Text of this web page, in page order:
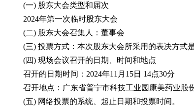
(一) 股东大会类型和届次
2024年第一次临时股东大会
(二) 股东大会召集人：董事会
(三) 投票方式：本次股东大会所采用的表决方式
(四) 现场会议召开的日期、时间和地点
召开的日期时间：2024年11月15日 14点30分
召开地点：广东省普宁市科技工业园康美药业股
(五) 网络投票的系统、起止日期和投票时间。